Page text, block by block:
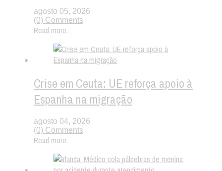
agosto 05, 2026
(0) Comments
Read more...
Crise em Ceuta: UE reforça apoio à
Espanha na migração
agosto 04, 2026
(0) Comments
Read more...